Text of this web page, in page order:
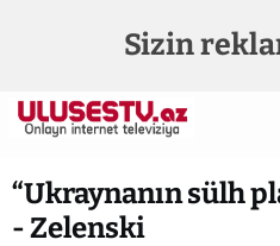
Sizin
“Ukraynanın sülh
- Zelenski